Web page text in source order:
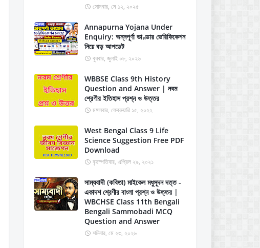
সোমবার, মে ১২, ২০২৫
Annapurna Yojana Under
Enquiry: অন্নপূর্ণা ভাণ্ডার ভেরিফিকেশন
নিয়ে বড় আপডেট
বুধবার, জুলাই ০৮, ২০২৬
WBBSE Class 9th History
Question and Answer | নবম
শ্রেণীর ইতিহাস প্রশ্ন ও উত্তর
মঙ্গলবার, ফেব্রুয়ারি ১৫, ২০২২
West Bengal Class 9 Life
Science Suggestion Free PDF
Download
বৃহস্পতিবার, এপ্রিল ২৯, ২০২১
সাম্যবাদী (কবিতা) মাইকেল মধুসূদন দত্ত -
একাদশ শ্রেণীর বাংলা প্রশ্ন ও উত্তর |
WBCHSE Class 11th Bengali
Bengali Sammobadi MCQ
Question and Answer
শনিবার, মে ২৩, ২০২৬